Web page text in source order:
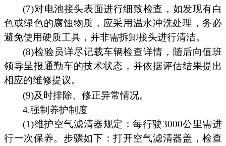
(7)对电池接头表面进行细致检查，如发现有白
色或绿色的腐蚀物质，应采用温水冲洗处理，务必
避免使用硬质工具，并非需拆卸接头进行清洁。
(8)检验员详尽记载车辆检查详情，随后向值班
领导呈报通勤车的技术状态，并依据评估结果提出
相应的维修提议。
(9)及时排除、修正异常情况。
4.强制养护制度
(1)维护空气滤清器规定：每行驶3000公里需进
行一次保养。步骤如下：打开空气滤清器盖，检查